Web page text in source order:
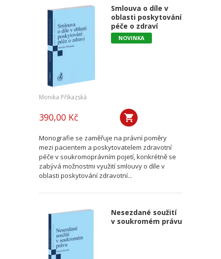
Smlouva o díle v
oblasti poskytování
péče o zdraví
NOVINKA
Monika Příkazská
390,00 Kč
Monografie se zaměřuje na právní poměry
mezi pacientem a poskytovatelem zdravotní
péče v soukromoprávním pojetí, konkrétně se
zabývá možnostmi využití smlouvy o díle v
oblasti poskytování zdravotní...
Nesezdané soužití
v soukromém právu